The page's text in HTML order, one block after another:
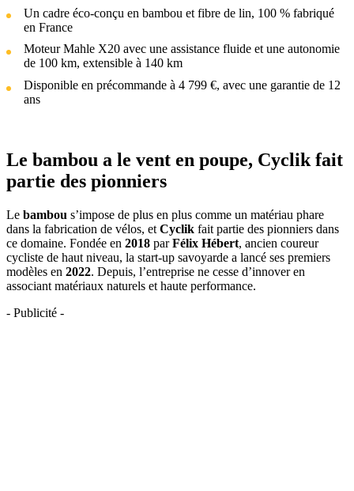
Un cadre éco-conçu en bambou et fibre de lin, 100 % fabriqué
en France
Moteur Mahle X20 avec une assistance fluide et une autonomie
de 100 km, extensible à 140 km
Disponible en précommande à 4 799 €, avec une garantie de 12
ans
Le bambou a le vent en poupe, Cyclik fait
partie des pionniers
Le bambou s’impose de plus en plus comme un matériau phare
dans la fabrication de vélos, et Cyclik fait partie des pionniers dans
ce domaine. Fondée en 2018 parFélix Hébert, ancien coureur
cycliste de haut niveau, la start-up savoyarde a lancé ses premiers
modèles en 2022. Depuis, l’entreprise ne cesse d’innover en
associant matériaux naturels et haute performance.
- Publicité -